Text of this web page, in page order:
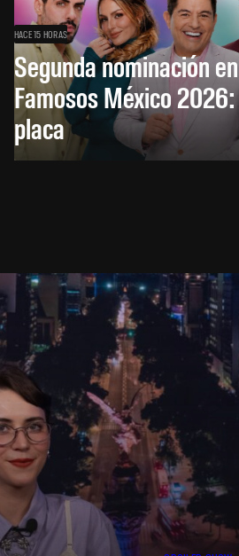
HACE 15 HORAS
Segunda nominación
Famosos México
placa